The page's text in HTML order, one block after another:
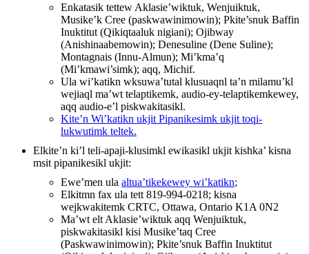
Enkatasik tettew Aklasie’wiktuk, Wenjuiktuk,
Musike’k Cree (paskwawinimowin); Pkite’snuk Baffin
Inuktitut (Qikiqtaaluk nigiani); Ojibway
(Anishinaabemowin); Denesuline (Dene Suline);
Montagnais (Innu-Almun); Mi’kma’q
(Mi’kmawi’simk); aqq, Michif.
Ula wi’katikn wksuwa’tutal klusuaqnl ta’n milamu’kl
wejiaql ma’wt telaptikemk, audio-ey-telaptikemkewey,
aqq audio-e’l piskwakitasikl.
Kite’n Wi’katikn ukjit Pipanikesimk ukjit toqi-
lukwutimk teltek.
Elkite’n ki’l teli-apaji-klusimkl ewikasikl ukjit kishka’ kisna
msit pipanikesikl ukjit:
Ewe’men ula altua’tikekewey wi’katikn;
Elkitmn fax ula tett 819-994-0218; kisna
wejkwakitemk CRTC, Ottawa, Ontario K1A 0N2
Ma’wt elt Aklasie’wiktuk aqq Wenjuiktuk,
piskwakitasikl kisi Musike’taq Cree
(Paskwawinimowin); Pkite’snuk Baffin Inuktitut